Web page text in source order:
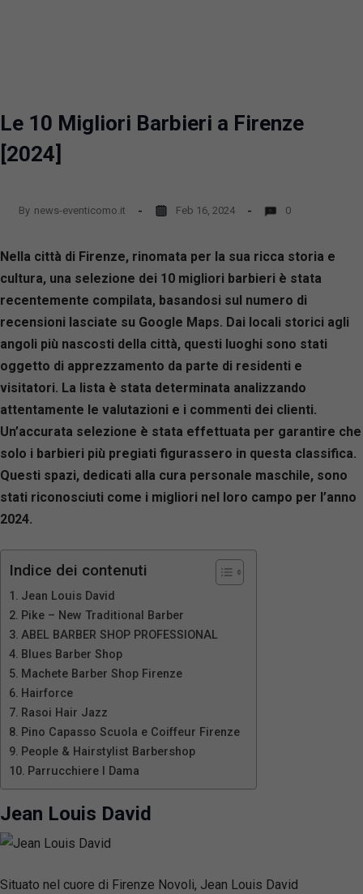
Le 10 Migliori Barbieri a Firenze
[2024]
By news-eventicomo.it Feb 16, 2024 0
Nella città di Firenze, rinomata per la sua ricca storia e
cultura, una selezione dei 10 migliori barbieri è stata
recentemente compilata, basandosi sul numero di
recensioni lasciate su Google Maps. Dai locali storici agli
angoli più nascosti della città, questi luoghi sono stati
oggetto di apprezzamento da parte di residenti e
visitatori. La lista è stata determinata analizzando
attentamente le valutazioni e i commenti dei clienti.
Un’accurata selezione è stata effettuata per garantire che
solo i barbieri più pregiati figurassero in questa classifica.
Questi spazi, dedicati alla cura personale maschile, sono
stati riconosciuti come i migliori nel loro campo per l’anno
2024.
Indice dei contenuti
Jean Louis David
Pike – New Traditional Barber
ABEL BARBER SHOP PROFESSIONAL
Blues Barber Shop
Machete Barber Shop Firenze
Hairforce
Rasoi Hair Jazz
Pino Capasso Scuola e Coiffeur Firenze
People & Hairstylist Barbershop
Parrucchiere I Dama
Jean Louis David
Situato nel cuore di Firenze Novoli, Jean Louis David